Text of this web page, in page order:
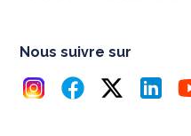
Nous suivre sur